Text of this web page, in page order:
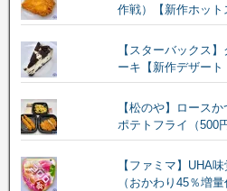
作戦）【新作ホット
【スターバックス
ーキ【新作デザート
【松のや】ロース
ポテトフライ（500
【ファミマ】UHA
（おかわり45％増